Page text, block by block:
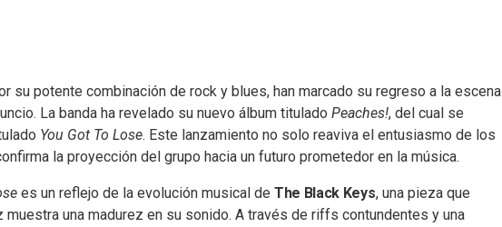
su potente combinación de rock y blues, han marcado su regreso a la escena
La banda ha revelado su nuevo álbum titulado Peaches!, del cual se
You Got To Lose. Este lanzamiento no solo reaviva el entusiasmo de los
la proyección del grupo hacia un futuro prometedor en la música.
es un reflejo de la evolución musical de The Black Keys, una pieza que
una madurez en su sonido. A través de riffs contundentes y una